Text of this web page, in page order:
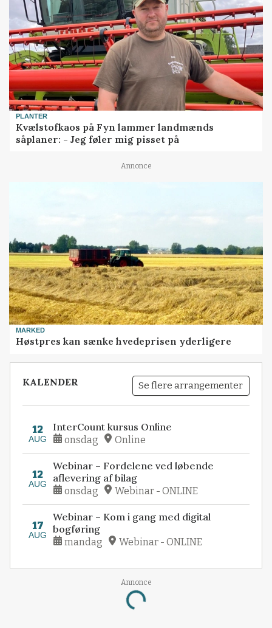
PLANTER
Kvælstofkaos på Fyn lammer landmænds
såplaner: - Jeg føler mig pisset på
Annonce
MARKED
Høstpres kan sænke hvedeprisen yderligere
KALENDER Se flere arrangementer
12
AUG
InterCount kursus Online
onsdag Online
12
AUG
Webinar – Fordelene ved løbende
aflevering af bilag
onsdag Webinar - ONLINE
17
AUG
Webinar – Kom i gang med digital
bogføring
mandag Webinar - ONLINE
Annonce
Loading...